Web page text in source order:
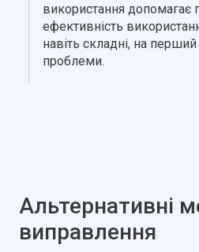
використання допомагає
ефективність
навіть складні, на
проблеми.
Альтернативні
виправлення